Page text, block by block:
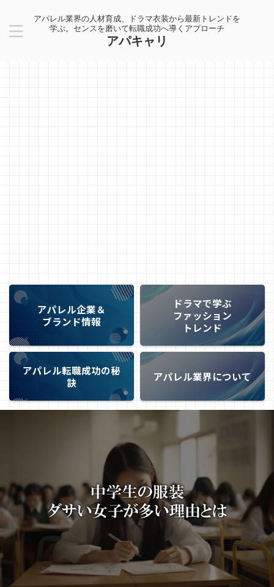
アパレル業界の人材育成、ドラマ衣装から最新トレンドを
学ぶ。センスを磨いて転職成功へ導くアプローチ
アパキャリ
アパレル企業＆
ブランド情報
ドラマで学ぶ
ファッション
トレンド
アパレル転職成功の秘
訣
アパレル業界について